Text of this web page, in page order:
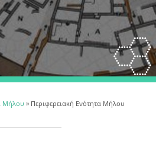
Μήλου » Περιφερειακή Ενότητα Μήλου